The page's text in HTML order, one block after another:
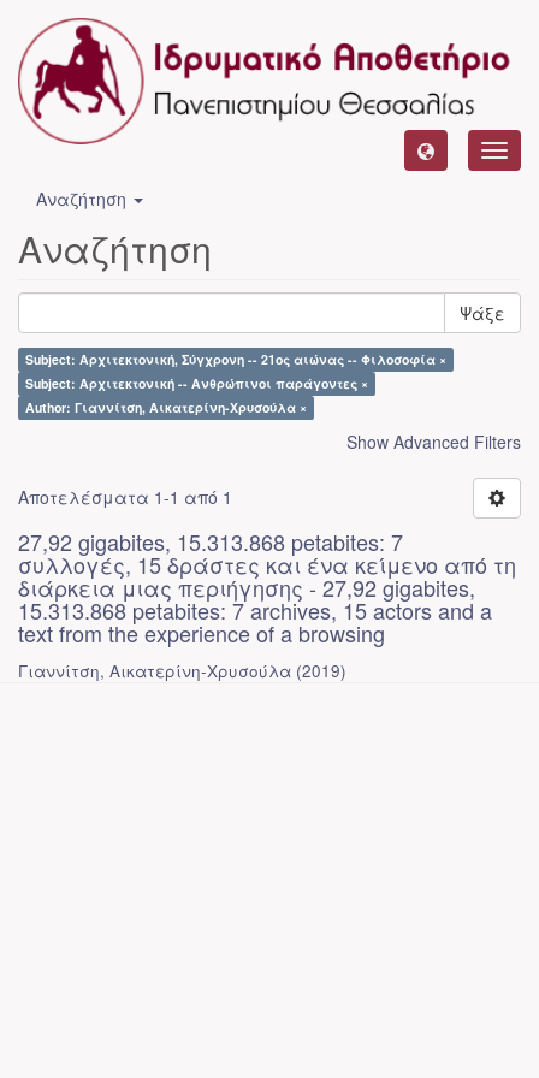
Αναζήτηση
Αναζήτηση
Ψάξε
Subject: Αρχιτεκτονική, Σύγχρονη -- 21ος αιώνας -- Φιλοσοφία ×
Subject: Αρχιτεκτονική -- Ανθρώπινοι παράγοντες ×
Author: Γιαννίτση, Αικατερίνη-Χρυσούλα ×
Show Advanced Filters
Αποτελέσματα 1-1 από 1
27,92 gigabites, 15.313.868 petabites: 7
συλλογές, 15 δράστες και ένα κείμενο από τη
διάρκεια μιας περιήγησης - 27,92 gigabites,
15.313.868 petabites: 7 archives, 15 actors and a
text from the experience of a browsing
Γιαννίτση, Αικατερίνη-Χρυσούλα (2019)